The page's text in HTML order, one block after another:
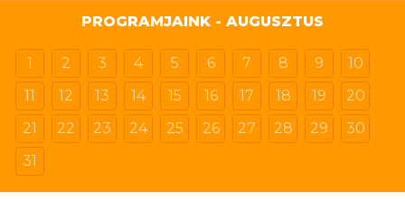
PROGRAMJAINK - AUGUSZTUS
1 2 3 4 5 6 7 8 9
10
11
12 13 14 15 16 17 18 19
20
21
22 23 24 25 26 27 28 29
30
31